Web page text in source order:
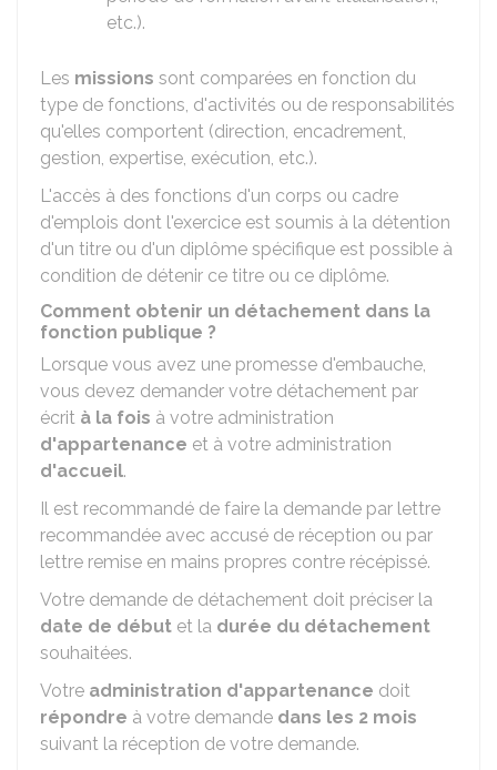
etc.).
Les missions sont comparées en fonction du
type de fonctions, d'activités ou de responsabilités
qu'elles comportent (direction, encadrement,
gestion, expertise, exécution, etc.).
L'accès à des fonctions d'un corps ou cadre
d'emplois dont l'exercice est soumis à la détention
d'un titre ou d'un diplôme spécifique est possible à
condition de détenir ce titre ou ce diplôme.
Comment obtenir un détachement dans la
fonction publique ?
Lorsque vous avez une promesse d'embauche,
vous devez demander votre détachement par
écrit à la fois à votre administration
d'appartenance et à votre administration
d'accueil.
Il est recommandé de faire la demande par lettre
recommandée avec accusé de réception ou par
lettre remise en mains propres contre récépissé.
Votre demande de détachement doit préciser la
date de début et la durée du détachement
souhaitées.
Votre administration d'appartenance doit
répondre à votre demande dans les 2 mois
suivant la réception de votre demande.